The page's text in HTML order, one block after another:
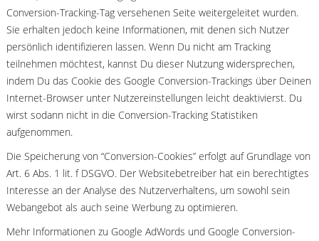
Conversion-Tracking-Tag versehenen Seite weitergeleitet wurden.
Sie erhalten jedoch keine Informationen, mit denen sich Nutzer
persönlich identifizieren lassen. Wenn Du nicht am Tracking
teilnehmen möchtest, kannst Du dieser Nutzung widersprechen,
indem Du das Cookie des Google Conversion-Trackings über Deinen
Internet-Browser unter Nutzereinstellungen leicht deaktivierst. Du
wirst sodann nicht in die Conversion-Tracking Statistiken
aufgenommen.
Die Speicherung von “Conversion-Cookies” erfolgt auf Grundlage von
Art. 6 Abs. 1 lit. f DSGVO. Der Websitebetreiber hat ein berechtigtes
Interesse an der Analyse des Nutzerverhaltens, um sowohl sein
Webangebot als auch seine Werbung zu optimieren.
Mehr Informationen zu Google AdWords und Google Conversion-